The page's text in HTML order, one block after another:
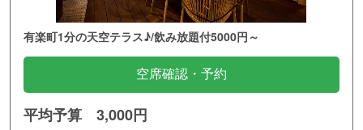
有楽町1分の天空テラス♪/飲み放題付5000円～
空席確認・予約
平均予算 3,000円